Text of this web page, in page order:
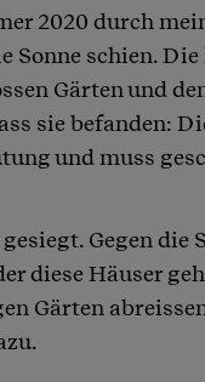
2020 durch
schien. Die
Gärten und
sie befanden:
und muss
Gegen die
diese Häuser
Gärten